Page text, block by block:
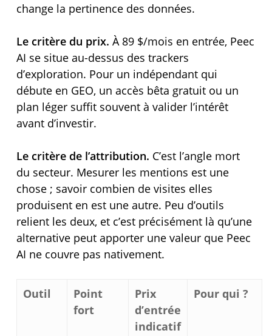
change la pertinence des données.
Le critère du prix. À 89 $/mois en entrée, Peec
AI se situe au-dessus des trackers
d’exploration. Pour un indépendant qui
débute en GEO, un accès bêta gratuit ou un
plan léger suffit souvent à valider l’intérêt
avant d’investir.
Le critère de l’attribution. C’est l’angle mort
du secteur. Mesurer les mentions est une
chose ; savoir combien de visites elles
produisent en est une autre. Peu d’outils
relient les deux, et c’est précisément là qu’une
alternative peut apporter une valeur que Peec
AI ne couvre pas nativement.
Outil
Point
fort
Prix
d’entrée
indicatif
Pour qui ?